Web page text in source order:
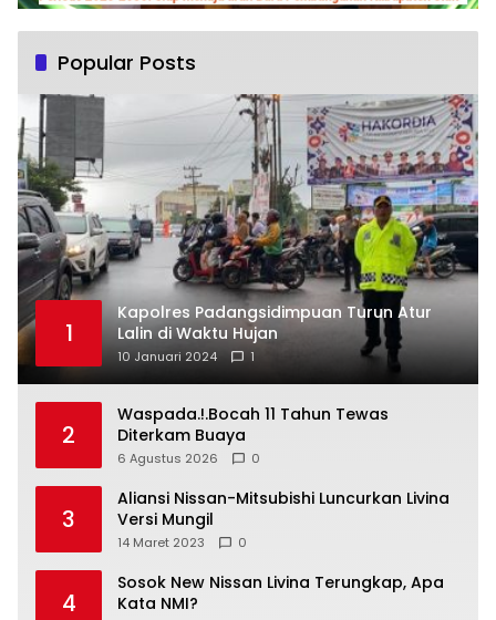
Popular Posts
1
Kapolres Padangsidimpuan Turun Atur
Lalin di Waktu Hujan
10 Januari 2024 1
2
Waspada.!.Bocah 11 Tahun Tewas
Diterkam Buaya
6 Agustus 2026 0
3
Aliansi Nissan-Mitsubishi Luncurkan Livina
Versi Mungil
14 Maret 2023 0
4
Sosok New Nissan Livina Terungkap, Apa
Kata NMI?